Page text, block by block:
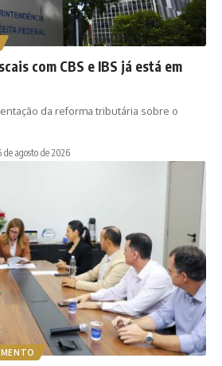
com CBS e IBS já está em
da reforma tributária sobre o
de agosto de 2026